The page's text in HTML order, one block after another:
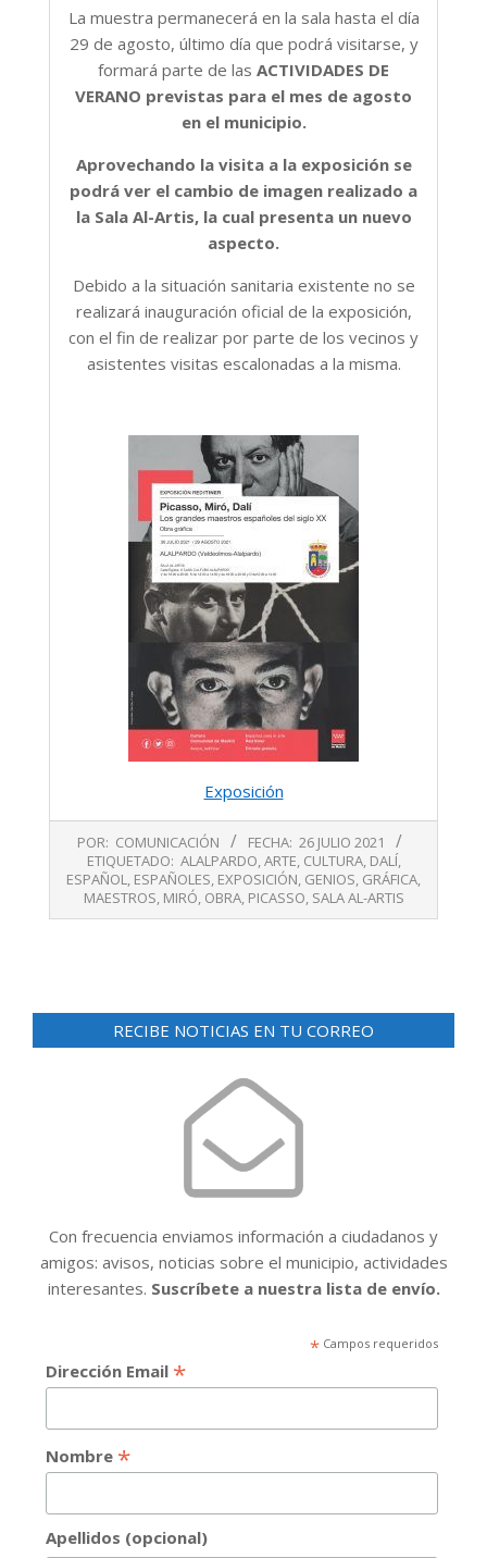
La muestra permanecerá en la sala hasta el día
29 de agosto, último día que podrá visitarse, y
formará parte de las ACTIVIDADES DE
VERANO previstas para el mes de agosto
en el municipio.
Aprovechando la visita a la exposición se
podrá ver el cambio de imagen realizado a
la Sala Al-Artis, la cual presenta un nuevo
aspecto.
Debido a la situación sanitaria existente no se
realizará inauguración oficial de la exposición,
con el fin de realizar por parte de los vecinos y
asistentes visitas escalonadas a la misma.
Exposición
26
POR: COMUNICACIÓN FECHA: 26 JULIO 2021
ETIQUETADO: ALALPARDO ARTE CULTURA, DALÍ,
ESPAÑOL
ESPAÑOLES EXPOSICIÓN GENIOS GRÁFICA
MAESTROS MIRÓ OBRA, PICASSO SALA AL-ARTIS
RECIBE NOTICIAS EN TU CORREO
Con frecuencia enviamos información a ciudadanos y
amigos: avisos, noticias sobre el municipio, actividades
interesantes. Suscríbete a nuestra lista de envío.
*Campos requeridos
Dirección Email *
Nombre *
Apellidos (opcional)